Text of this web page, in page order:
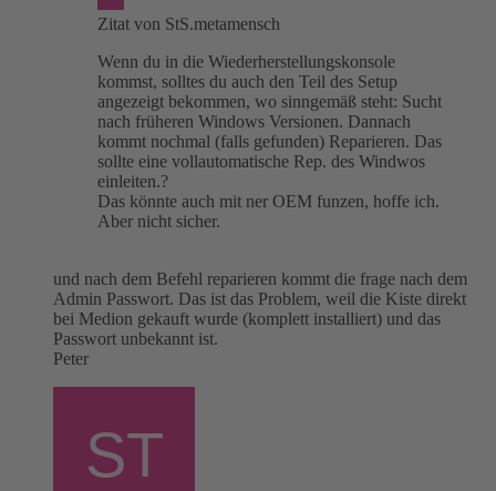
Zitat von StS.metamensch
Wenn du in die Wiederherstellungskonsole
kommst, solltes du auch den Teil des Setup
angezeigt bekommen, wo sinngemäß steht: Sucht
nach früheren Windows Versionen. Dannach
kommt nochmal (falls gefunden) Reparieren. Das
sollte eine vollautomatische Rep. des Windwos
einleiten.?
Das könnte auch mit ner OEM funzen, hoffe ich.
Aber nicht sicher.
und nach dem Befehl reparieren kommt die frage nach dem
Admin Passwort. Das ist das Problem, weil die Kiste direkt
bei Medion gekauft wurde (komplett installiert) und das
Passwort unbekannt ist.
Peter